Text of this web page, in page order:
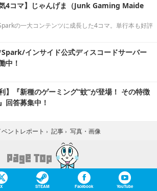
気4コマ】じゃんげま（Junk Gaming Maide
の一大コンテンツに成長した4コマ。単行本も好評
インサイド公式ディスコードサーバー
中！
利】『新種のゲーミング“蚊”が登場！ その特徴
回答募集中！
ベントレポート › 記事 › 写真・画像
X STEAM Facebook YouTube